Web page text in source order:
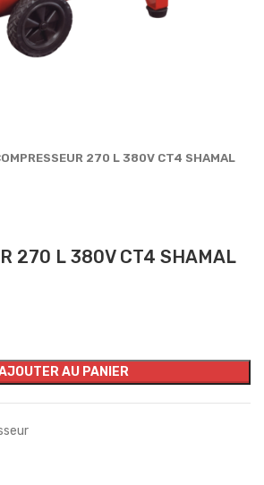
270 L 380V CT4 SHAMAL
270 L 380V CT4 SHAMAL
AU PANIER